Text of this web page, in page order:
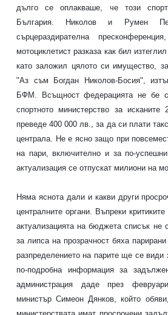
дълго се оплакваше, че този
България. Николов и Румен
сърцераздирателна
мотоциклетист разказа как бил
като заложил цялото си имущество,
"Аз съм Богдан Николов-Босия",
БФМ. Всъщност федерацията не бе
спортното министерство за
преведе 400 000 лв., за да си плати
централа. Не е ясно защо при
на пари, включително и за по-
актуализация се отпускат милиони на
Няма яснота дали и какви други
централните органи. Въпреки
актуализацията на бюджета списък не
за липса на прозрачност бяха
разпределението на парите ще се види
по-подробна информация за
администрация даде през
министър Симеон Дянков, който